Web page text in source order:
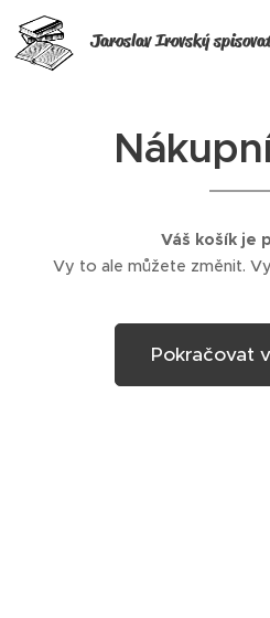
Jaroslav Irovský
Váš košík je
Vy to ale můžete změnit.
Pokračovat